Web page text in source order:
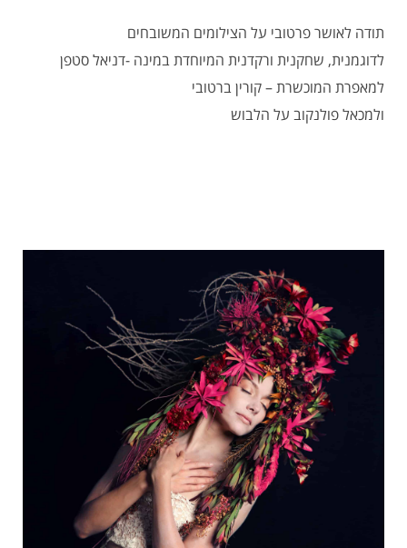
תודה לאושר פרטובי על הצילומים המשובחים
לדוגמנית, שחקנית ורקדנית המיוחדת במינה -דניאל סטפן
למאפרת המוכשרת – קורין ברטובי
ולמכאל פולנקוב על הלבוש